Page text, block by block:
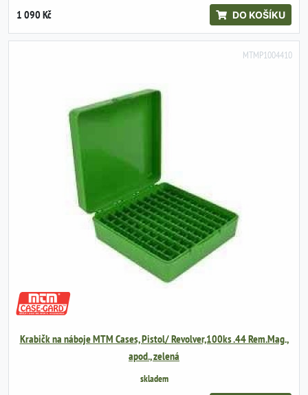
1 090 Kč DO KOŠÍKU
MTMP1004410
Krabičk na náboje MTM Cases, Pistol/ Revolver,100ks .44 Rem.Mag.,
apod., zelená
skladem